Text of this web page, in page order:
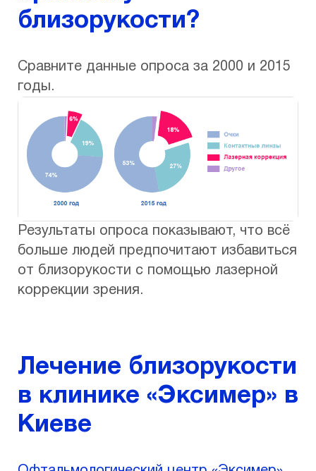
близорукости?
Сравните данные опроса за 2000 и 2015
годы.
Результаты опроса показывают, что всё
больше людей предпочитают избавиться
от близорукости с помощью лазерной
коррекции зрения.
Лечение близорукости
в клинике «Эксимер» в
Киеве